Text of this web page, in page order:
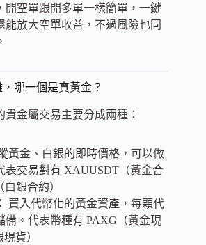
開空單跟開多單一樣簡單，一鍵
能放大空單收益，不過風險也同
哪一個是真黃金？
貴金屬交易主要分成兩種：
黃金、白銀的即時價格，可以做
表交易對有 XAUUSDT（黃金合
銀合約）
買入代幣化的黃金資產，每顆代
備。代表幣種有 PAXG（黃金現
貨）